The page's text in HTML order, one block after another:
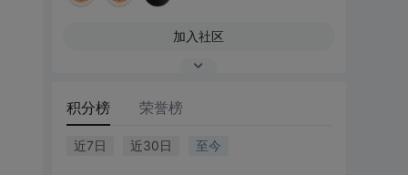
加入社区
积分榜 荣誉榜
近7日 近30日 至今